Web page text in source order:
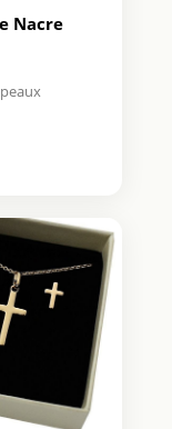
Nacre